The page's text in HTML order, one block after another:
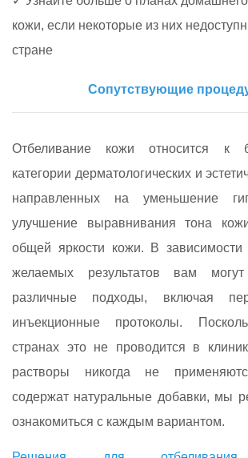
кожи, если некоторые из них
стране
Сопутствующие
Отбеливание кожи относится к
категории дерматологических и
направленных на уменьшение
улучшение выравнивания тона
общей яркости кожи. В
желаемых результатов вам могут
различные подходы, включая
инъекционные протоколы.
странах это не проводится в
растворы никогда не
содержат натуральные добавки, мы
ознакомиться с каждым вариантом.